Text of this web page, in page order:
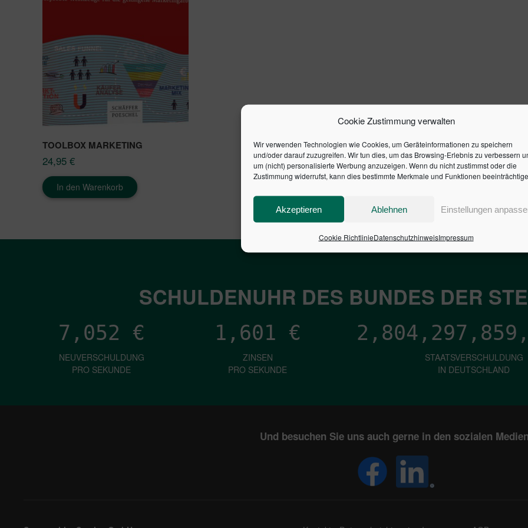
Cookie Zustimmung verwalten
Wir verwenden Technologien wie Cookies, um Geräteinformationen zu speichern
und/oder darauf zuzugreifen. Wir tun dies, um das Browsing-Erlebnis zu verbessern
um (nicht) personalisierte Werbung anzuzeigen. Wenn du nicht zustimmst oder die
Zustimmung widerrufst, kann dies bestimmte Merkmale und Funktionen
Akzeptieren Ablehnen Einstellungen
Cookie RichtlinieDatenschutzhinweisImpressum
TOOLBOX MARKETING
24,95 €
In den Warenkorb
SCHULDENUHR DES BUNDES DER
7,052 €
NEUVERSCHULDUNG
PRO SEKUNDE
1,601 €
ZINSEN
PRO SEKUNDE
STAATSVERSCHULDUNG
IN DEUTSCHLAND
Und besuchen Sie uns auch gerne in den sozialen